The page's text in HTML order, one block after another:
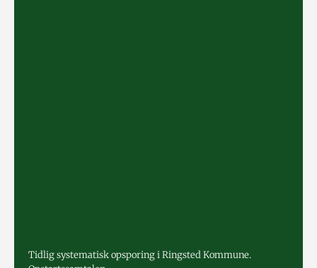
Tidlig systematisk opsporing i Ringsted Kommune.